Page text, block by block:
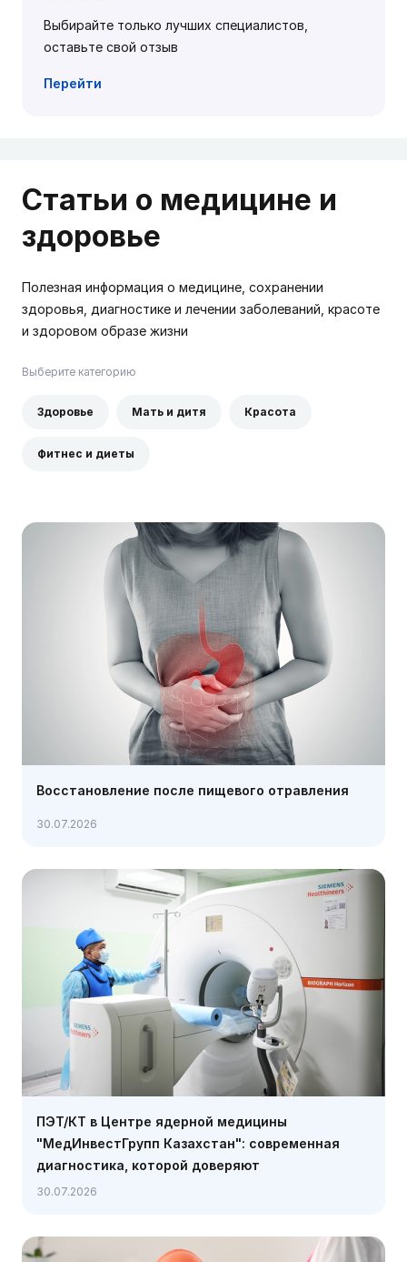
Выбирайте только лучших специалистов,
оставьте свой отзыв
Перейти
Статьи о медицине и
здоровье
Полезная информация о медицине, сохранении
здоровья, диагностике и лечении заболеваний, красоте
и здоровом образе жизни
Выберите категорию
Здоровье Мать и дитя Красота
Фитнес и диеты
Восстановление после пищевого отравления
30.07.2026
ПЭТ/КТ в Центре ядерной медицины
"МедИнвестГрупп Казахстан": современная
диагностика, которой доверяют
30.07.2026